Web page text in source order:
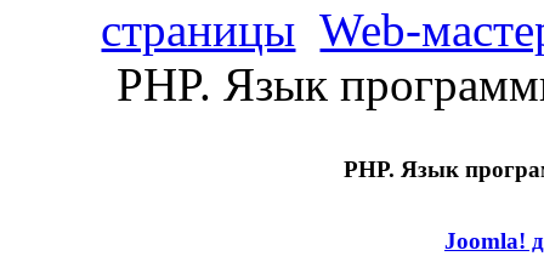
страницы Web-
PHP. Язык
PHP. Язык
Joomla!